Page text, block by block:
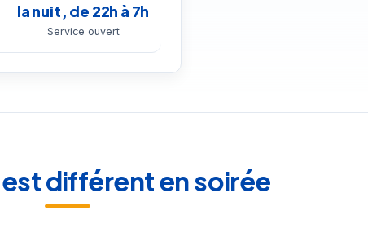
la nuit, de 22h à 7h
Service ouvert
différent en soirée